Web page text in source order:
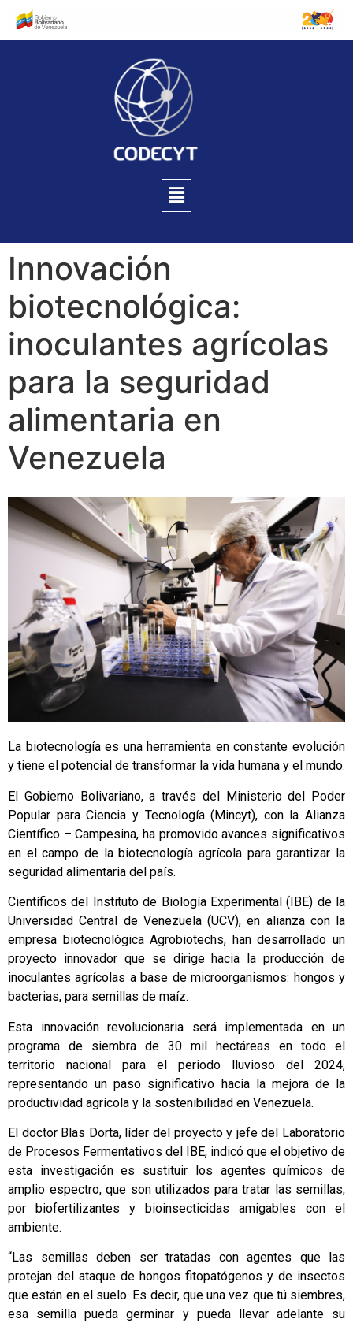
Innovación
biotecnológica:
inoculantes agrícolas
para la seguridad
alimentaria en
Venezuela
La biotecnología es una herramienta en constante evolución
y tiene el potencial de transformar la vida humana y el mundo.
El Gobierno Bolivariano, a través del Ministerio del Poder
Popular para Ciencia y Tecnología (Mincyt), con la Alianza
Científico – Campesina, ha promovido avances significativos
en el campo de la biotecnología agrícola para garantizar la
seguridad alimentaria del país.
Científicos del Instituto de Biología Experimental (IBE) de la
Universidad Central de Venezuela (UCV), en alianza con la
empresa biotecnológica Agrobiotechs, han desarrollado un
proyecto innovador que se dirige hacia la producción de
inoculantes agrícolas a base de microorganismos: hongos y
bacterias, para semillas de maíz.
Esta innovación revolucionaria será implementada en un
programa de siembra de 30 mil hectáreas en todo el
territorio nacional para el periodo lluvioso del 2024,
representando un paso significativo hacia la mejora de la
productividad agrícola y la sostenibilidad en Venezuela.
El doctor Blas Dorta, líder del proyecto y jefe del Laboratorio
de Procesos Fermentativos del IBE, indicó que el objetivo de
esta investigación es sustituir los agentes químicos de
amplio espectro, que son utilizados para tratar las semillas,
por biofertilizantes y bioinsecticidas amigables con el
ambiente.
“Las semillas deben ser tratadas con agentes que las
protejan del ataque de hongos fitopatógenos y de insectos
que están en el suelo. Es decir, que una vez que tú siembres,
esa semilla pueda germinar y pueda llevar adelante su